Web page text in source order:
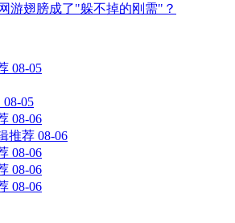
游翅膀成了"躲不掉的刚需"？
08-05
08-05
08-06
08-06
08-06
08-06
08-06